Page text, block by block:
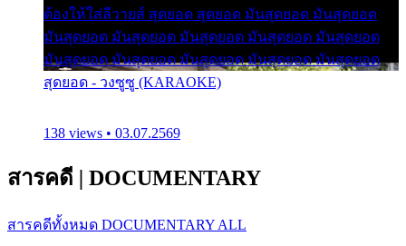
ต้องให้ใส่ลีวายส์ สุดยอด สุดยอด มันสุดยอด มันสุดยอด
มันสุดยอด มันสุดยอด มันสุดยอด มันสุดยอด มันสุดยอด
มันสุดยอด มันสุดยอด มันสุดยอด มันสุดยอด มันสุดยอด
สุดยอด - วงซูซู (KARAOKE)
138 views • 03.07.2569
สารคดี | DOCUMENTARY
สารคดีทั้งหมด DOCUMENTARY ALL